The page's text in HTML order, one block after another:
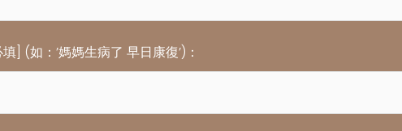
] (如：’媽媽生病了 早日康復’)：